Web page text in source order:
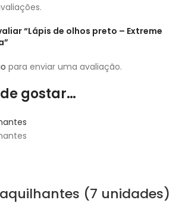
“Lápis de olhos preto – Extreme
para enviar uma avaliação.
gostar…
(7 unidades)